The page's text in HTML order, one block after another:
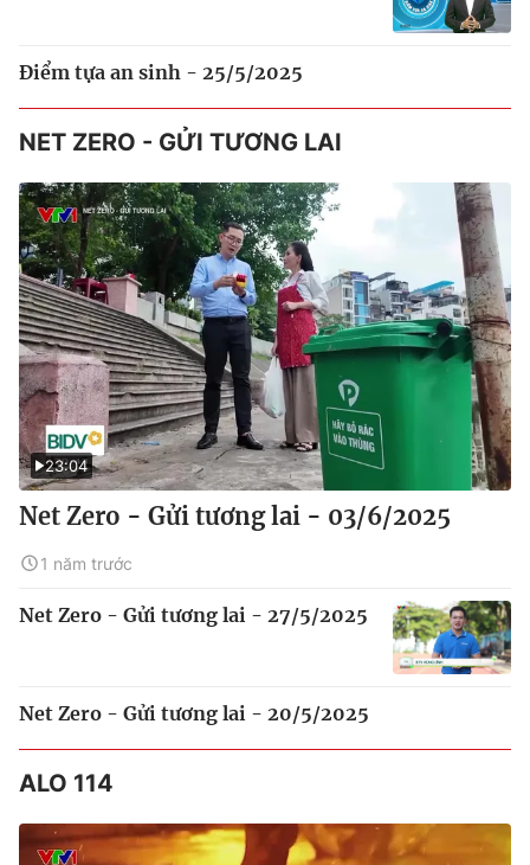
Điểm tựa an sinh - 25/5/2025
NET ZERO - GỬI TƯƠNG LAI
23:04
Net Zero - Gửi tương lai - 03/6/2025
1 năm trước
Net Zero - Gửi tương lai - 27/5/2025
Net Zero - Gửi tương lai - 20/5/2025
ALO 114